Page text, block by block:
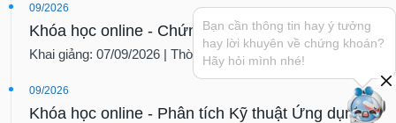
09/2026
Khóa học online - Chứng khoán Cơ bản
Khai giảng: 07/09/2026 | Thời gian: Tối 2, 4, 6
09/2026
Khóa học online - Phân tích Kỹ thuật Ứng dụng
Bạn cần thông tin hay ý tưởng
hay lời khuyên về chứng khoán?
Hãy hỏi mình nhé!